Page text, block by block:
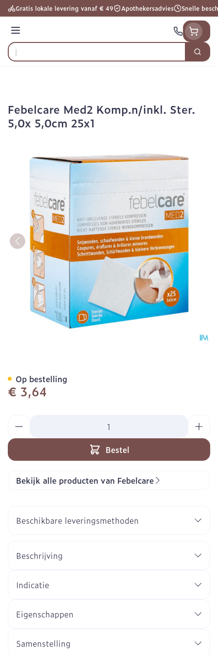
Ga naar de inhoud
Gratis lokale levering vanaf € 49 Apothekersadvies Snelle
Menu
Product, merk, categorie...
Zoek
Febelcare Med2 Komp.n/inkl. Ster.
5,0x 5,0cm 25x1
€ 3,64
Bestel
Op bestelling
Bekijk alle producten van Febelcare
Beschikbare leveringsmethoden
Beschrijving
Indicatie
Eigenschappen
Samenstelling